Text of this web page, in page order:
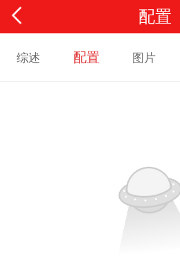
配置
综述 配置 图片